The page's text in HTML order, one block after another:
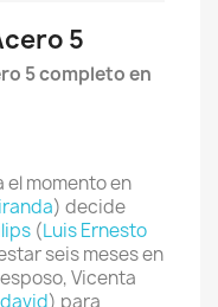
5
5 completo en
el momento en
) decide
(Luis Ernesto
seis meses en
Vicenta
) para